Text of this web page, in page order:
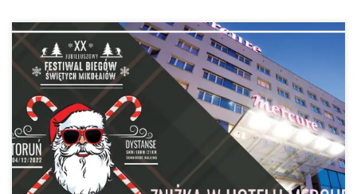
Hotel Mercure przyznał zniżkę dla biegaczy na nocleg z 3-4 grudnia
2022 r. Na hasło : ,,Bieg Mikołajów” dzwoniąc pod numer 56 619 65…
więcej